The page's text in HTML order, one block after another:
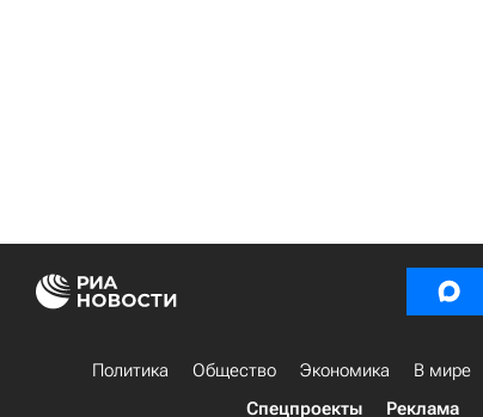
Политика Общество Экономика В мире
Спецпроекты
Реклама